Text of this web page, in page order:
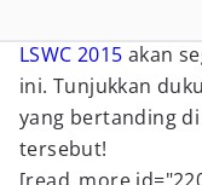
LSWC 2015 akan
ini. Tunjukkan
yang bertanding
tersebut!